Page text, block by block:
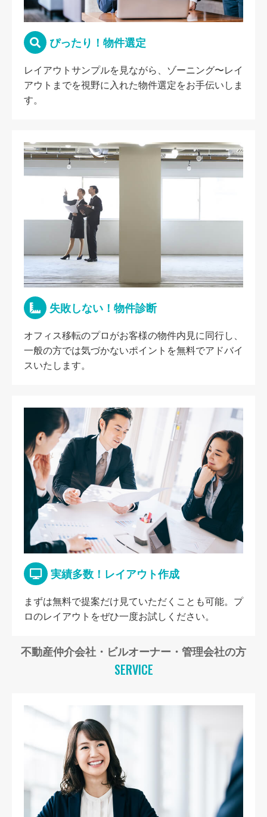
ぴったり！物件選定
レイアウトサンプルを見ながら、ゾーニング〜レイ
アウトまでを視野に入れた物件選定をお手伝いしま
す。
失敗しない！物件診断
オフィス移転のプロがお客様の物件内見に同行し、
一般の方では気づかないポイントを無料でアドバイ
スいたします。
実績多数！レイアウト作成
まずは無料で提案だけ見ていただくことも可能。プ
ロのレイアウトをぜひ一度お試しください。
不動産仲介会社・ビルオーナー・管理会社の方
SERVICE